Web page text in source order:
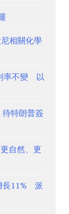
相關化學
率不變 以
特朗普簽
自然、更
長11% 派